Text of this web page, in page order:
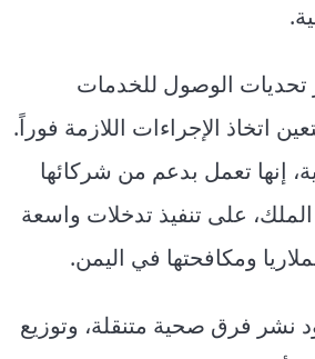
الوصول للخدمات
اتخاذ الإجراءات اللازمة فوراً.
إنها تعمل بدعم من شركائها
على تنفيذ تدخلات واسعة
ومكافحتها في اليمن.
نشر فرق صحية متنقلة، وتوزيع